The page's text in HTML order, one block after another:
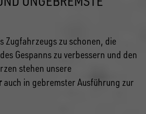
Zugfahrzeugs zu schonen, die
Gespanns zu verbessern und den
stehen unsere
auch in gebremster Ausführung zur